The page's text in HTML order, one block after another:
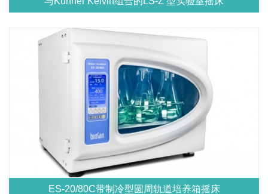
ES-20/80C带制冷型圆周轨道培养箱摇床